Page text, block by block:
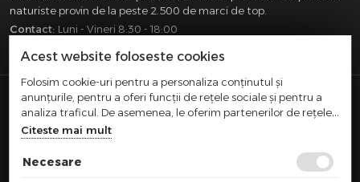
naturiste provin de la peste 2.500 de marci de top.
Contact: Luni - Vineri 8:30 - 18:00
SAM DISTRIBUTION S.R.L.- Registrul Comertului:
J40/10004/2002, Cod fiscal: RO14935035, Adresa: Str.
Dimieni, nr. 7, Bucuresti, sector 5.
standurilor, chioscurilor si pietelor
Acest website foloseste cookies
Folosim cookie-uri pentru a personaliza conținutul și
anunțurile, pentru a oferi funcții de rețele sociale și pentru a
analiza traficul. De asemenea, le oferim partenerilor de rețele
sociale, de publicitate și de analize informații cu privire la
modul în care folosiți site-ul nostru. Aceștia le pot combina cu
alte informații oferite de dvs. sau culese în urma folosirii
Citeste mai mult
Necesare